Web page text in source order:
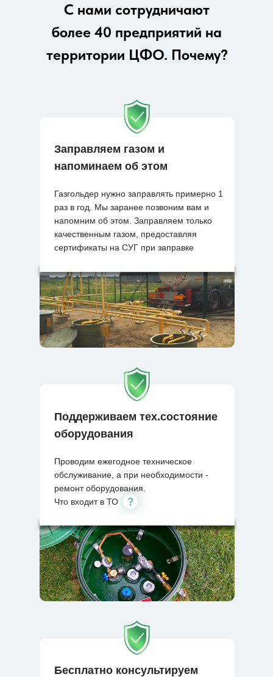
Заправляем газом и
напоминаем об этом
Газгольдер нужно заправлять примерно 1
раз в год. Мы заранее позвоним вам и
напомним об этом. Заправляем только
качественным газом, предоставляя
сертификаты на СУГ при заправке
Поддерживаем тех.состояние
оборудования
Проводим ежегодное техническое
обслуживание, а при необходимости -
ремонт оборудования.
Что входит в ТО
Бесплатно консультируем
С нами сотрудничают
более 40 предприятий на
территории ЦФО. Почему?